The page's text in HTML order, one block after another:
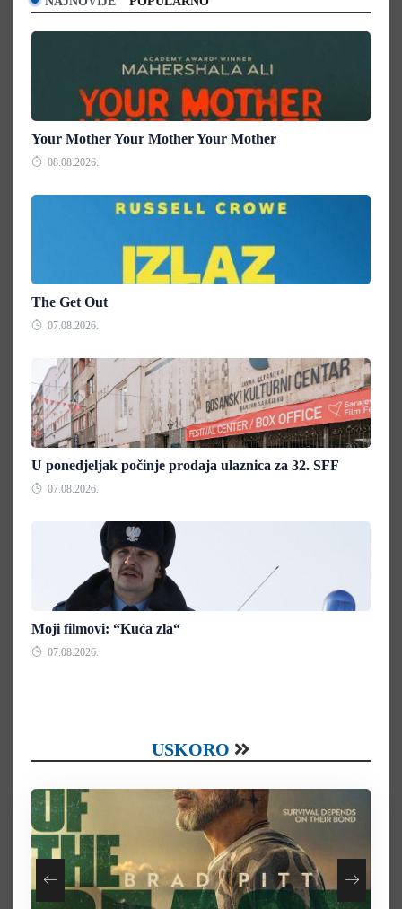
Your Mother Your Mother Your Mother
08.08.2026.
The Get Out
07.08.2026.
U ponedjeljak počinje prodaja ulaznica za 32. SFF
07.08.2026.
Moji filmovi: “Kuća zla“
07.08.2026.
USKORO